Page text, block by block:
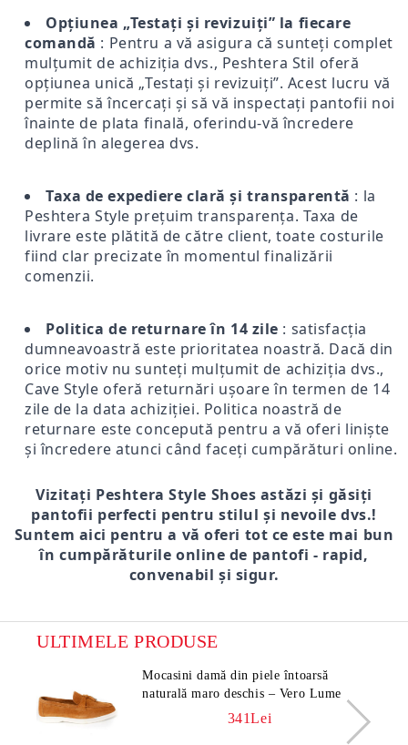
Opțiunea „Testați și revizuiți” la fiecare
comandă : Pentru a vă asigura că sunteți complet
mulțumit de achiziția dvs., Peshtera Stil oferă
opțiunea unică „Testați și revizuiți”. Acest lucru vă
permite să încercați și să vă inspectați pantofii noi
înainte de plata finală, oferindu-vă încredere
deplină în alegerea dvs.
Taxa de expediere clară și transparentă : la
Peshtera Style prețuim transparența. Taxa de
livrare este plătită de către client, toate costurile
fiind clar precizate în momentul finalizării
comenzii.
Politica de returnare în 14 zile : satisfacția
dumneavoastră este prioritatea noastră. Dacă din
orice motiv nu sunteți mulțumit de achiziția dvs.,
Cave Style oferă returnări ușoare în termen de 14
zile de la data achiziției. Politica noastră de
returnare este concepută pentru a vă oferi liniște
și încredere atunci când faceți cumpărături online.
Vizitați Peshtera Style Shoes astăzi și găsiți
pantofii perfecti pentru stilul și nevoile dvs.!
Suntem aici pentru a vă oferi tot ce este mai bun
în cumpărăturile online de pantofi - rapid,
convenabil și sigur.
ULTIMELE PRODUSE
Mocasini damă din piele întoarsă
naturală maro deschis – Vero Lume
341Lei